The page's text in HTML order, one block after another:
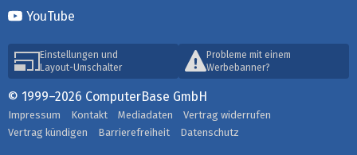
YouTube
Einstellungen und
Layout-Umschalter
Probleme mit einem
Werbebanner?
© 1999–2026 ComputerBase GmbH
Impressum Kontakt Mediadaten
Vertrag widerrufen
Vertrag kündigen
Barrierefreiheit Datenschutz